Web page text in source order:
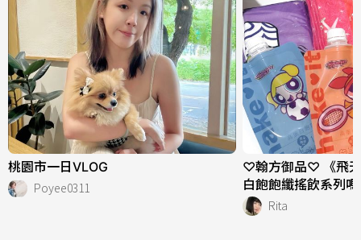
桃園市一日VLOG
Poyee0311
♡翰方御品♡ 《飛
白飽飽纖搖飲系列
Rita